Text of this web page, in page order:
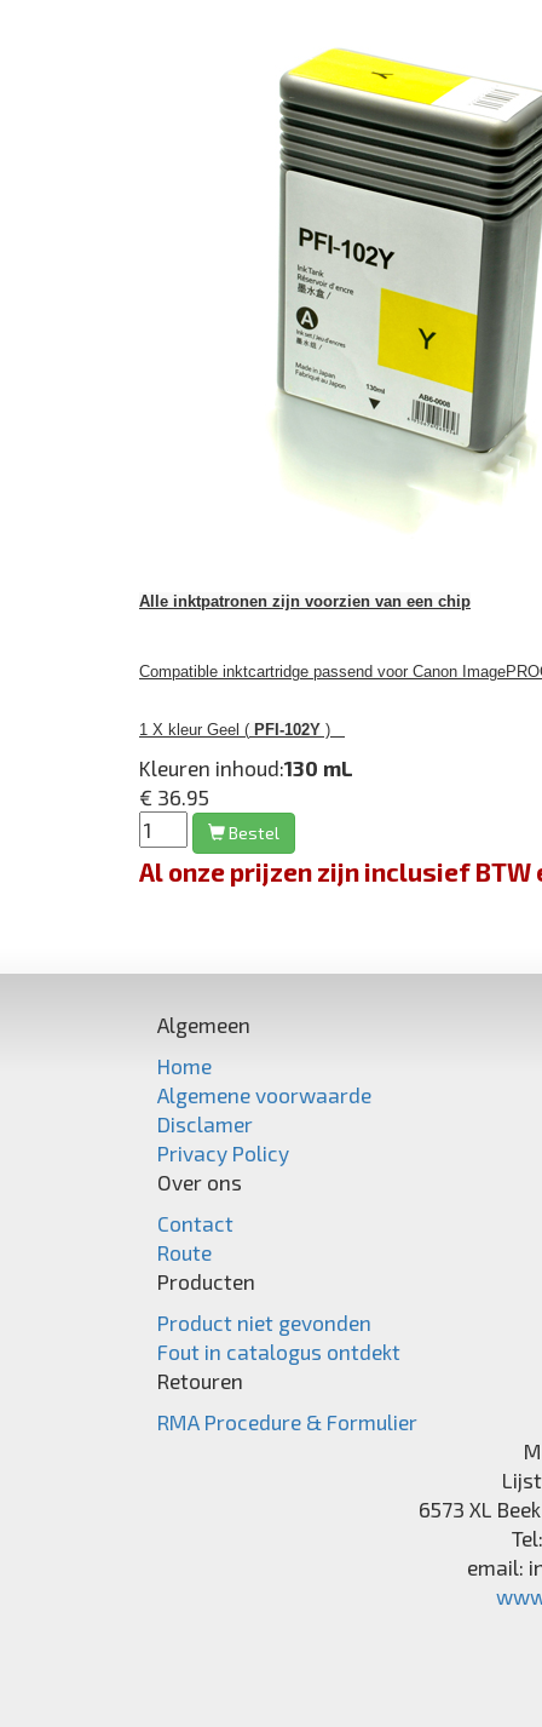
Alle inktpatronen zijn voorzien van een chip
Compatible inktcartridge passend voor Canon
1 X kleur Geel ( PFI-102Y )
Kleuren inhoud:130 mL
€ 36.95
Bestel
Al onze prijzen zijn inclusief
Algemeen
Home
Algemene voorwaarde
Disclamer
Privacy Policy
Over ons
Contact
Route
Producten
Product niet gevonden
Fout in catalogus ontdekt
Retouren
RMA Procedure & Formulier
6573 XL
email: